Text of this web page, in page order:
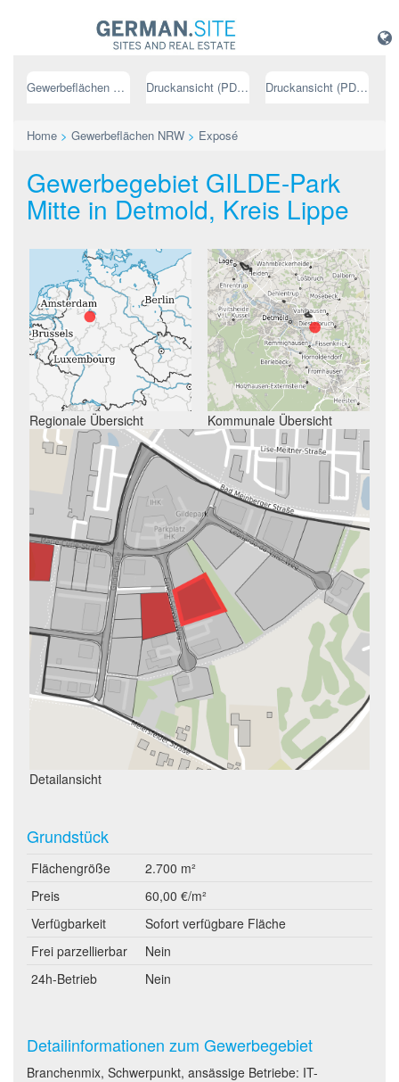
Gewerbeflächen NRW Druckansicht (PDF) // deutsch Druckansicht (PDF) // englisch
Home > Gewerbeflächen NRW > Exposé
Gewerbegebiet GILDE-Park
Mitte in Detmold, Kreis Lippe
Regionale Übersicht Kommunale Übersicht
Detailansicht
Grundstück
Flächengröße
2.700 m²
Preis
60,00 €/m²
Verfügbarkeit
Sofort verfügbare Fläche
Frei parzellierbar
Nein
24h-Betrieb
Nein
Detailinformationen zum Gewerbegebiet
Branchenmix, Schwerpunkt, ansässige Betriebe: IT-